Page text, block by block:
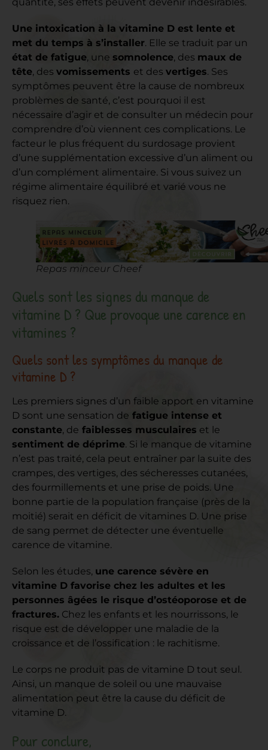
quantité, ses effets peuvent devenir indésirables.
Une intoxication à la vitamine D est lente et
met du temps à s’installer. Elle se traduit par un
état de fatigue, une somnolence, des maux de
tête, des vomissements et des vertiges. Ses
symptômes peuvent être la cause de nombreux
problèmes de santé, c’est pourquoi il est
nécessaire d’agir et de consulter un médecin pour
comprendre d’où viennent ces complications. Le
facteur le plus fréquent du surdosage provient
d’une supplémentation excessive d’un aliment ou
d’un complément alimentaire. Si vous suivez un
régime alimentaire équilibré et varié vous ne
risquez rien.
Repas minceur Cheef
Quels sont les signes du manque de
vitamine D ? Que provoque une carence en
vitamines ?
Quels sont les symptômes du manque de
vitamine D ?
Les premiers signes d’un faible apport en vitamine
D sont une sensation de fatigue intense et
constante, de faiblesses musculaires et le
sentiment de déprime. Si le manque de vitamine
n’est pas traité, cela peut entraîner par la suite des
crampes, des vertiges, des sécheresses cutanées,
des fourmillements et une prise de poids. Une
bonne partie de la population française (près de la
moitié) serait en déficit de vitamines D. Une prise
de sang permet de détecter une éventuelle
carence de vitamine.
Selon les études, une carence sévère en
vitamine D favorise chez les adultes et les
personnes âgées le risque d’ostéoporose et de
fractures. Chez les enfants et les nourrissons, le
risque est de développer une maladie de la
croissance et de l’ossification : le rachitisme.
Le corps ne produit pas de vitamine D tout seul.
Ainsi, un manque de soleil ou une mauvaise
alimentation peut être la cause du déficit de
vitamine D.
Pour conclure,